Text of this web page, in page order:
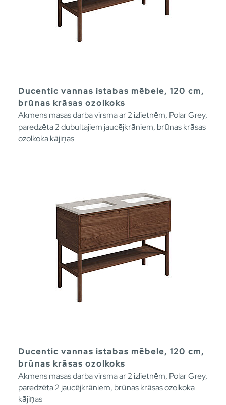
Ducentic vannas istabas mēbele, 120 cm,
brūnas krāsas ozolkoks
Akmens masas darba virsma ar 2 izlietnēm, Polar Grey,
paredzēta 2 dubultajiem jaucējkrāniem, brūnas krāsas
ozolkoka kājiņas
Ducentic vannas istabas mēbele, 120 cm,
brūnas krāsas ozolkoks
Akmens masas darba virsma ar 2 izlietnēm, Polar Grey,
paredzēta 2 jaucējkrāniem, brūnas krāsas ozolkoka
kājiņas